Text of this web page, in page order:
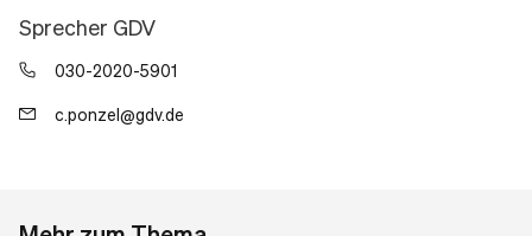
Sprecher GDV
030-2020-5901
c.ponzel@gdv.de